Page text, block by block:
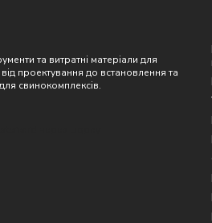
та витратні матеріали для
проектування до встановлення та
свинокомплексів.